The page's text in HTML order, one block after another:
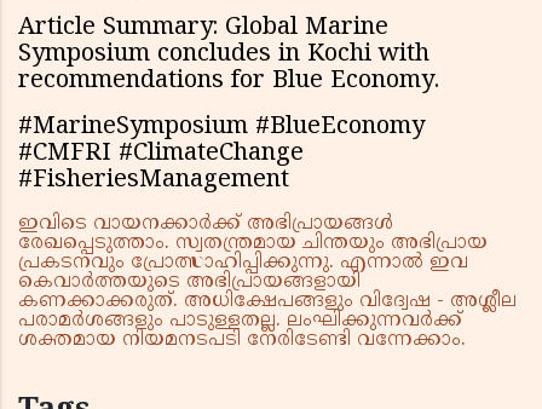
Article Summary: Global Marine
Symposium concludes in Kochi with
recommendations for Blue Economy.
#MarineSymposium #BlueEconomy
#CMFRI #ClimateChange
#FisheriesManagement
ഇവിടെ വായനക്കാർക്ക് അഭിപ്രായങ്ങൾ
രേഖപ്പെടുത്താം. സ്വതന്ത്രമായ ചിന്തയും അഭിപ്രായ
പ്രകടനവും പ്രോത്സാഹിപ്പിക്കുന്നു. എന്നാൽ ഇവ
കെവാർത്തയുടെ അഭിപ്രായങ്ങളായി
കണക്കാക്കരുത്. അധിക്ഷേപങ്ങളും വിദ്വേഷ - അശ്ലീല
പരാമർശങ്ങളും പാടുള്ളതല്ല. ലംഘിക്കുന്നവർക്ക്
ശക്തമായ നിയമനടപടി നേരിടേണ്ടി വന്നേക്കാം.